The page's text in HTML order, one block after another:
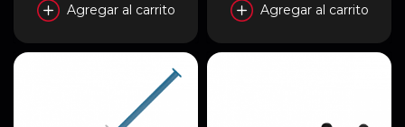
Agregar al carrito
Agregar al carrito